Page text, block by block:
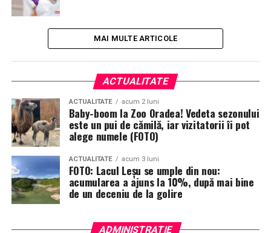
MAI MULTE ARTICOLE
ACTUALITATE
ACTUALITATE acum 2 luni
Baby-boom la Zoo Oradea! Vedeta sezonului
este un pui de cămilă, iar vizitatorii îi pot
alege numele (FOTO)
ACTUALITATE acum 3 luni
FOTO: Lacul Leșu se umple din nou:
acumularea a ajuns la 10%, după mai bine
de un deceniu de la golire
ADMINISTRATIE